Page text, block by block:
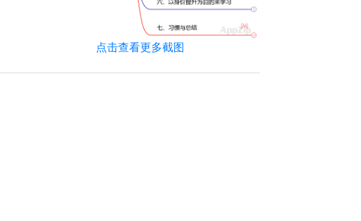
点击查看更多截图